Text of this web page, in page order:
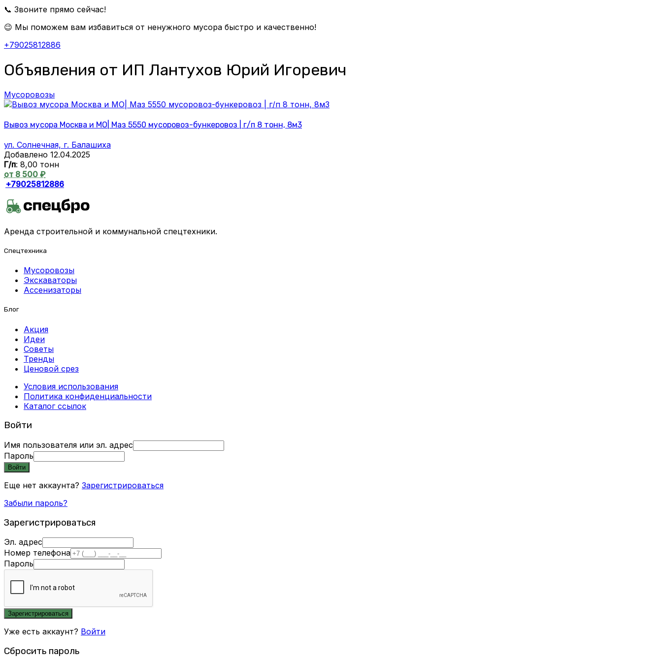
📞 Звоните прямо сейчас!
😉 Мы поможем вам избавиться от ненужного мусора быстро и качественно!
+79025812886
Объявления от ИП Лантухов Юрий Игоревич
Мусоровозы
Вывоз мусора Москва и МО| Маз 5550 мусоровоз-бункеровоз | г/п 8 тонн, 8м3
ул. Солнечная, г. Балашиха
Добавлено 12.04.2025
Г/п: 8,00 тонн
от 8 500 ₽
+79025812886
Аренда строительной и коммунальной спецтехники.
Спецтехника
Мусоровозы
Экскаваторы
Ассенизаторы
Блог
Акция
Идеи
Советы
Тренды
Ценовой срез
Условия использования
Политика конфиденциальности
Каталог ссылок
Войти
Имя пользователя или эл. адрес
Пароль
Войти
Еще нет аккаунта? Зарегистрироваться
Забыли пароль?
Зарегистрироваться
Эл. адрес
Номер телефона
Пароль
Зарегистрироваться
Уже есть аккаунт? Войти
Сбросить пароль